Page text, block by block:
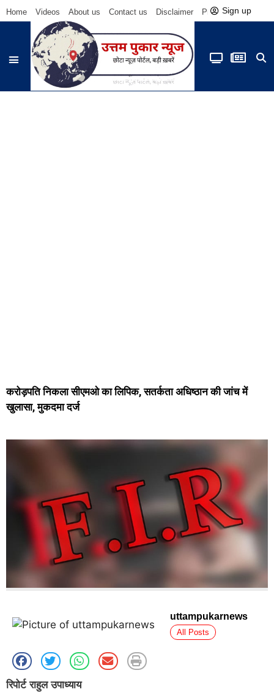
Home Videos About us Contact us Disclaimer Privacy Policy
Sign up
करोड़पति निकला सीएमओ का लिपिक, सतर्कता अधिष्ठान की जांच में
खुलासा, मुकदमा दर्ज
uttampukarnews
All Posts
रिपोर्ट राहुल उपाध्याय